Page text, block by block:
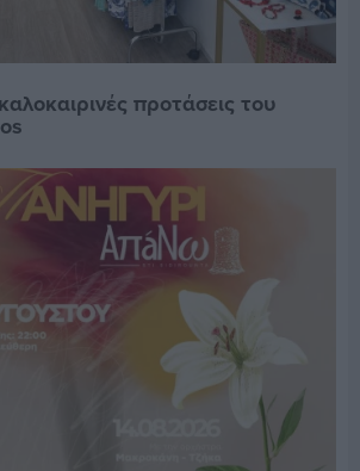
προτάσεις του